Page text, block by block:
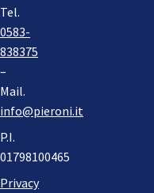
Tel.
0583-
838375
–
Mail.
info@pieroni.it
P.I.
01798100465
Privacy